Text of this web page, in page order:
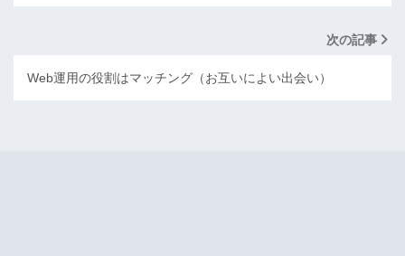
次の記事
Web運用の役割はマッチング（お互いによい出会い）